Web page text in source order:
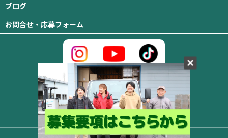
ブログ
お問合せ・応募フォーム
MTロジスティクス株式会社
〒310-0845 茨城県水戸市吉沢町333番地の2
TEL ：029-350-3119
© 2024 MTロジスティクス Inc.